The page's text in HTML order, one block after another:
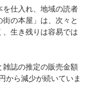
仕入れ、地域の読者
の本屋」は、次々と
生き残りは容易では
誌の推定の販売金額
から減少が続いていま